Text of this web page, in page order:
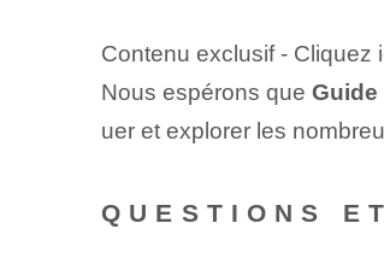
Contenu exclusif -
Nous espérons que Guide
uer et explorer les
QUESTIONS